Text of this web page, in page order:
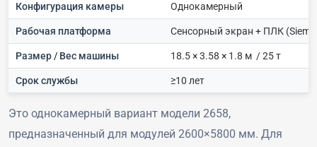
Конфигурация камеры Однокамерный
Рабочая платформа Сенсорный экран + ПЛК
Размер / Вес машины 18.5 × 3.58 × 1.8 м / 25 т
Срок службы ≥10 лет
Это однокамерный вариант модели 2658,
предназначенный для модулей 2600×5800 мм. Для